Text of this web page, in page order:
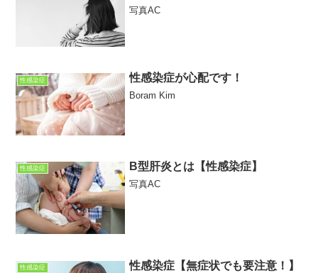
写真AC
性感染症 性感染症が心配です！
Boram Kim
性感染症 B型肝炎とは【性感染症】
写真AC
性感染症 性感染症【無症状でも要注意！】